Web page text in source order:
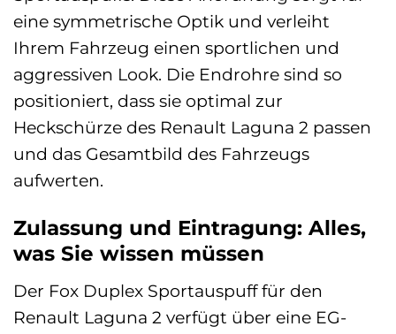
eine symmetrische Optik und verleiht
Ihrem Fahrzeug einen sportlichen und
aggressiven Look. Die Endrohre sind so
positioniert, dass sie optimal zur
Heckschürze des Renault Laguna 2 passen
und das Gesamtbild des Fahrzeugs
aufwerten.
Zulassung und Eintragung: Alles,
was Sie wissen müssen
Der Fox Duplex Sportauspuff für den
Renault Laguna 2 verfügt über eine EG-